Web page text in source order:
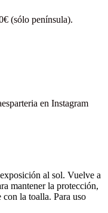
(sólo península).
en Instagram
al sol. Vuelve a
mantener la protección,
con la toalla. Para uso